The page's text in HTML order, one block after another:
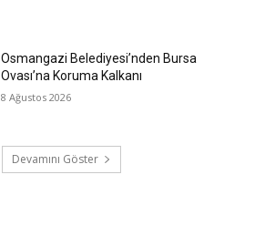
Osmangazi Belediyesi’nden Bursa
Ovası’na Koruma Kalkanı
8 Ağustos 2026
Devamını Göster